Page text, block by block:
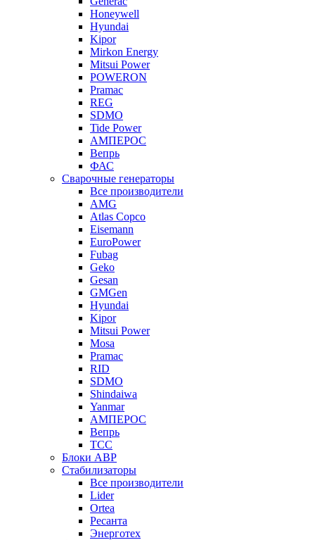
Honeywell
Hyundai
Kipor
Mirkon Energy
Mitsui Power
POWERON
Pramac
REG
SDMO
Tide Power
АМПЕРОС
Вепрь
ФАС
Сварочные генераторы
Все производители
AMG
Atlas Copco
Eisemann
EuroPower
Fubag
Geko
Gesan
GMGen
Hyundai
Kipor
Mitsui Power
Mosa
Pramac
RID
SDMO
Shindaiwa
Yanmar
АМПЕРОС
Вепрь
ТСС
Блоки АВР
Стабилизаторы
Все производители
Lider
Ortea
Ресанта
Энерготех